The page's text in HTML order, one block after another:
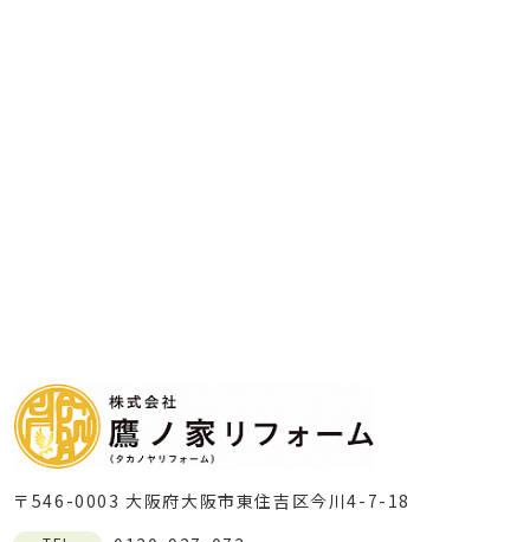
〒546-0003 大阪府大阪市東住吉区今川4-7-18